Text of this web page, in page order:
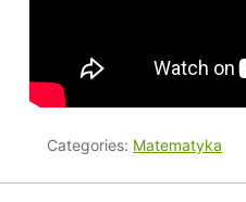
Categories: Matematyka